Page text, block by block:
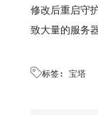
修改后重启守
致大量的服务
标签: 宝塔